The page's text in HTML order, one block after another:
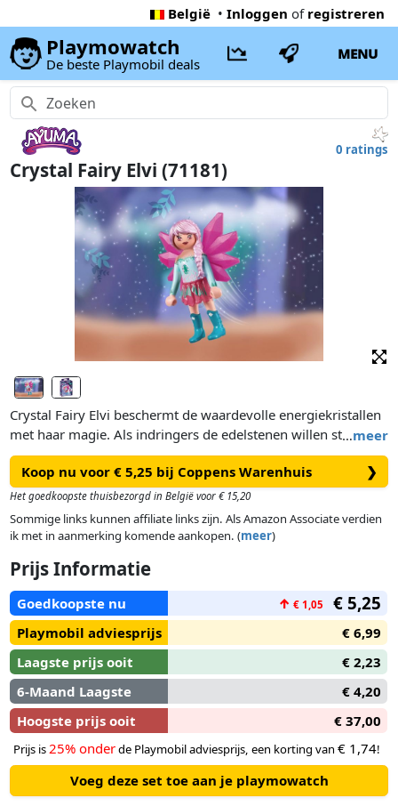
België • Inloggen of registreren
Playmowatch
De beste Playmobil deals
MENU
0 ratings
Crystal Fairy Elvi (71181)
…meer
Crystal Fairy Elvi beschermt de waardevolle energiekristallen
met haar magie. Als indringers de edelstenen willen stelen,
kan Elvi ze opsluiten met haar kristallen koepelmagie. Haar
geliefde totemdier de vlinder ondersteunt Elvi in ​​haar
belangrijke taak. Met liefdevolle karakters , magische
verhalen en geweldige effecten. Fantastisch plezier voor
kinderen vanaf 7 jaar. Het feeënspeelgoed bestaat uit Crystal
in de set zijn stickers en een ruilkaart met een cool
regenboogeffect.
Koop nu voor € 5,25 bij Coppens Warenhuis ❯
Het goedkoopste thuisbezorgd in België voor € 15,20
Sommige links kunnen affiliate links zijn. Als Amazon Associate verdien
ik met in aanmerking komende aankopen. (meer)
Prijs Informatie
Goedkoopste nu ↑ € 1,05 € 5,25
Playmobil adviesprijs
€ 6,99
Laagste prijs ooit
€ 2,23
6-Maand Laagste
€ 4,20
Hoogste prijs ooit
€ 37,00
Prijs is 25% onderde Playmobil adviesprijs, een korting van € 1,74!
Voeg deze set toe aan je playmowatch